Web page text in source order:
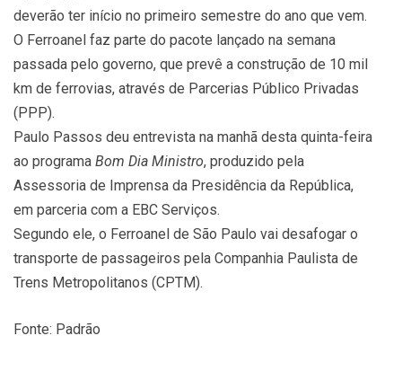
deverão ter início no primeiro semestre do ano que vem.
O Ferroanel faz parte do pacote lançado na semana
passada pelo governo, que prevê a construção de 10 mil
km de ferrovias, através de Parcerias Público Privadas
(PPP).
Paulo Passos deu entrevista na manhã desta quinta-feira
ao programa Bom Dia Ministro, produzido pela
Assessoria de Imprensa da Presidência da República,
em parceria com a EBC Serviços.
Segundo ele, o Ferroanel de São Paulo vai desafogar o
transporte de passageiros pela Companhia Paulista de
Trens Metropolitanos (CPTM).
Fonte: Padrão